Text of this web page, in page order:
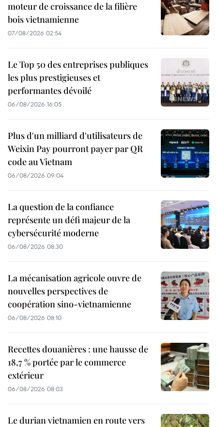
moteur de croissance de la filière
bois vietnamienne
07/08/2026 02:54
Le Top 50 des entreprises publiques
les plus prestigieuses et
performantes dévoilé
06/08/2026 16:05
Plus d'un milliard d'utilisateurs de
Weixin Pay pourront payer par QR
code au Vietnam
06/08/2026 09:04
La question de la confiance
représente un défi majeur de la
cybersécurité moderne
06/08/2026 08:30
La mécanisation agricole ouvre de
nouvelles perspectives de
coopération sino-vietnamienne
06/08/2026 08:10
Recettes douanières : une hausse de
18,7 % portée par le commerce
extérieur
06/08/2026 08:03
Le durian vietnamien en route vers